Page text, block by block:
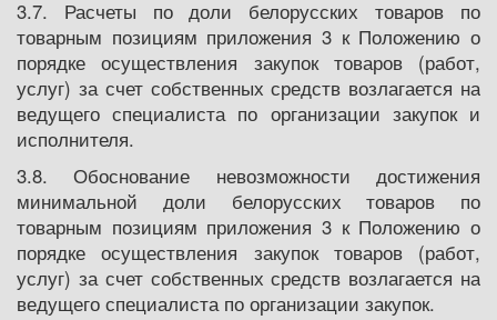
3.7. Расчеты по доли белорусских товаров по
товарным позициям приложения 3 к Положению о
порядке осуществления закупок товаров (работ,
услуг) за счет собственных средств возлагается на
ведущего специалиста по организации закупок и
исполнителя.
3.8. Обоснование невозможности достижения
минимальной доли белорусских товаров по
товарным позициям приложения 3 к Положению о
порядке осуществления закупок товаров (работ,
услуг) за счет собственных средств возлагается на
ведущего специалиста по организации закупок.